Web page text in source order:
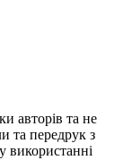
авторів та не
та передрук з
використанні